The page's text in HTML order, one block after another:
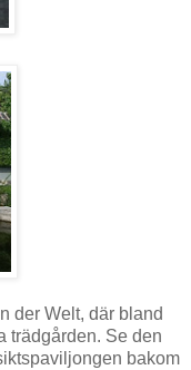
der Welt, där bland
trädgården. Se den
bakom